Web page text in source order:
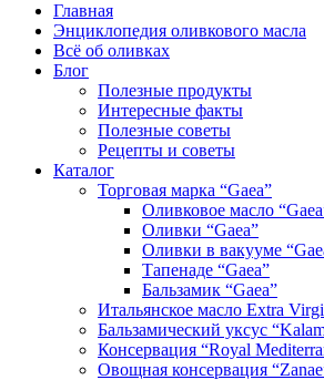
Главная
Энциклопедия оливкового масла
Всё об оливках
Блог
Полезные продукты
Интересные факты
Полезные советы
Рецепты и советы
Каталог
Торговая марка “Gaea”
Оливковое масло
Оливки “Gaea”
Оливки в вакууме
Тапенаде “Gaea”
Бальзамик “Gaea”
Итальянское масло Extra
Бальзамический уксус
Консервация “Royal
Овощная консервация